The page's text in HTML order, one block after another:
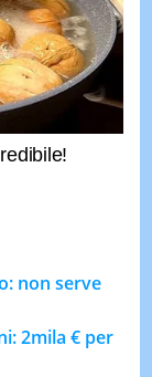
non serve
2mila € per